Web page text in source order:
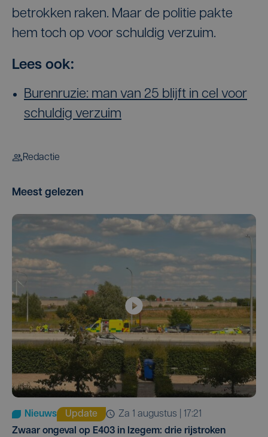
betrokken raken. Maar de politie pakte
hem toch op voor schuldig verzuim.
Lees ook:
Burenruzie: man van 25 blijft in cel voor
schuldig verzuim
Redactie
Meest gelezen
Nieuws Update
za 1 augustus | 17:21
Zwaar ongeval op E403 in Izegem: drie rijstroken